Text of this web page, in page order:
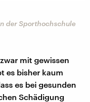
der Sporthochschule
mit gewissen
es bisher kaum
es bei gesunden
Schädigung